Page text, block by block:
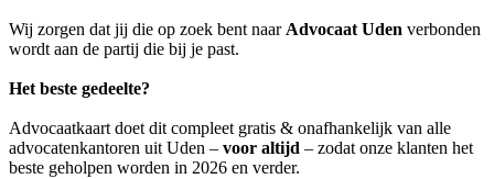
Wij zorgen dat jij die op zoek bent naar Advocaat Uden verbonden
wordt aan de partij die bij je past.
Het beste gedeelte?
Advocaatkaart doet dit compleet gratis & onafhankelijk van alle
advocatenkantoren uit Uden – voor altijd – zodat onze klanten het
beste geholpen worden in 2026 en verder.